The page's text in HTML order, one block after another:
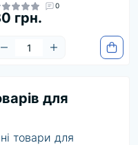
0
грн.
для
товари для